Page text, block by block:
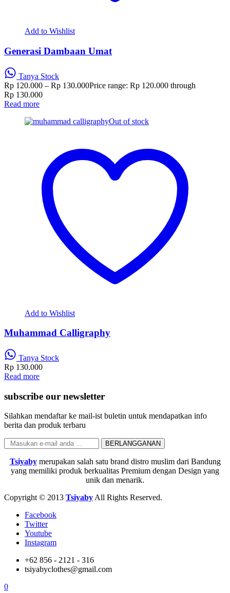
Add to Wishlist
Generasi Dambaan Umat
Tanya Stock
Rp 120.000 – Rp 130.000Price range: Rp 120.000 through
Rp 130.000
Read more
Out of stock
Add to Wishlist
Muhammad Calligraphy
Tanya Stock
Rp 130.000
Read more
subscribe our newsletter
Silahkan mendaftar ke mail-ist buletin untuk mendapatkan info
berita dan produk terbaru
Tsiyabymerupakan salah satu brand distro muslim dari Bandung
yang memiliki produk berkualitas Premium dengan Design yang
unik dan menarik.
Copyright © 2013 Tsiyaby All Rights Reserved.
Facebook
Twitter
Youtube
Instagram
+62 856 - 2121 - 316
tsiyabyclothes@gmail.com
0